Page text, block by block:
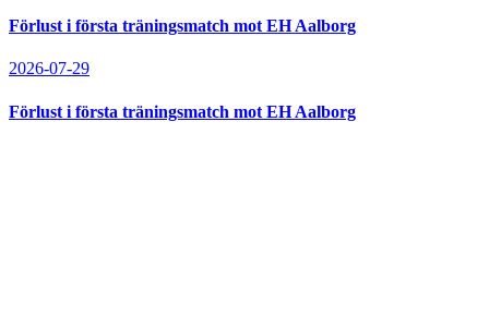
Förlust i första träningsmatch mot EH Aalborg
2026-07-29
Förlust i första träningsmatch mot EH Aalborg